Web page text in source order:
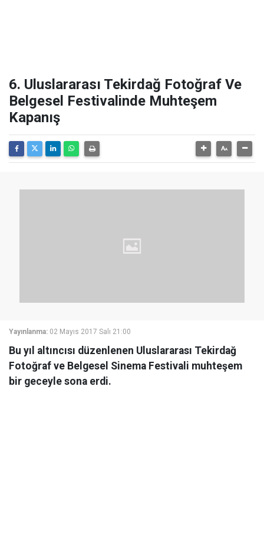
6. Uluslararası Tekirdağ Fotoğraf Ve
Belgesel Festivalinde Muhteşem
Kapanış
Yayınlanma: 02 Mayıs 2017 Salı 21:00
Bu yıl altıncısı düzenlenen Uluslararası Tekirdağ
Fotoğraf ve Belgesel Sinema Festivali muhteşem
bir geceyle sona erdi.